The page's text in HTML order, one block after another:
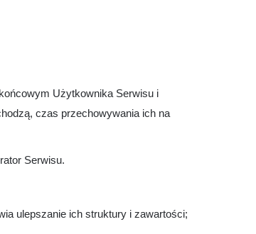
Użytkownika Serwisu i
czas przechowywania ich na
Serwisu.
ulepszanie ich struktury i zawartości;